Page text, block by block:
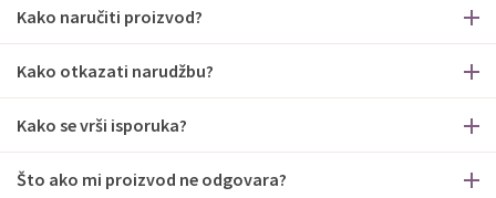
Kako naručiti proizvod?
Kako otkazati narudžbu?
Kako se vrši isporuka?
Što ako mi proizvod ne odgovara?